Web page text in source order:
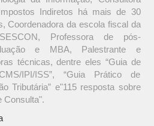
Indiretos há mais de 30
Coordenadora da escola fiscal da
Professora de pós-
e MBA, Palestrante e
técnicas, dentre eles “Guia de
IPI/ISS”, “Guia Prático de
Tributária” e"115 resposta sobre
Consulta".